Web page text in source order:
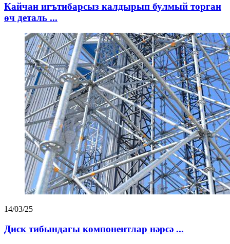
Кайчан игътибарсыз калдырып булмый торган
өч деталь ...
14/03/25
Диск тибындагы компонентлар нәрсә ...